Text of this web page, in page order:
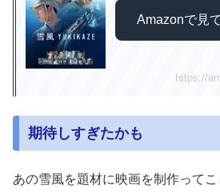
Amazonで見
https://
期待しすぎたかも
あの雪風を題材に映画を制作ってこ